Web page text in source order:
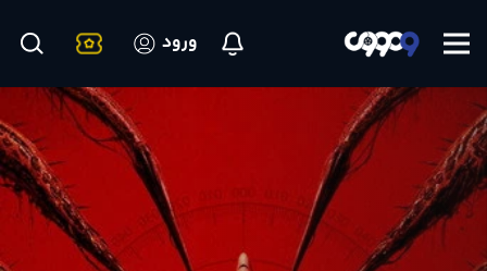
ورود